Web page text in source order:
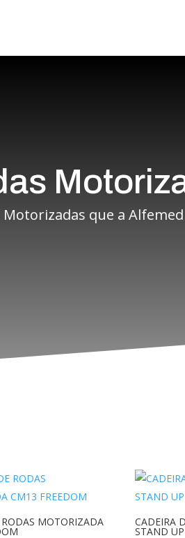
que a
MOTORIZADA CADEIRA
STAND